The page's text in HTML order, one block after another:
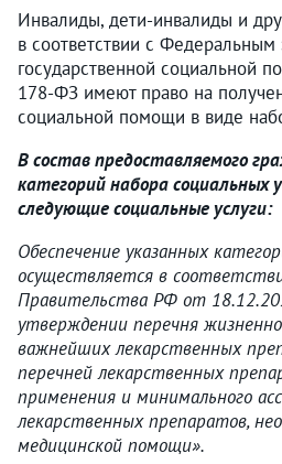
Инвалиды, дети-инвалиды и
в соответствии с
государственной социальной
178-ФЗ имеют право на
социальной помощи в виде
В состав предоставляемого
категорий набора социальных
следующие социальные услуги:
Обеспечение указанных
осуществляется в
Правительства РФ от
утверждении перечня
важнейших лекарственных
перечней лекарственных
применения и минимального
лекарственных препаратов,
медицинской помощи».